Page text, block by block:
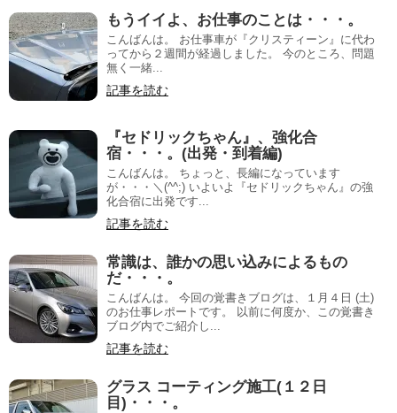
もうイイよ、お仕事のことは・・・。
こんばんは。 お仕事車が『クリスティーン』に代わ
ってから２週間が経過しました。 今のところ、問題
無く一緒...
記事を読む
『セドリックちゃん』、強化合
宿・・・。(出発・到着編)
こんばんは。 ちょっと、長編になっています
が・・・＼(^^;) いよいよ『セドリックちゃん』の強
化合宿に出発です...
記事を読む
常識は、誰かの思い込みによるもの
だ・・・。
こんばんは。 今回の覚書きブログは、１月４日 (土)
のお仕事レポートです。 以前に何度か、この覚書き
ブログ内でご紹介し...
記事を読む
グラス コーティング施工(１２日
目)・・・。